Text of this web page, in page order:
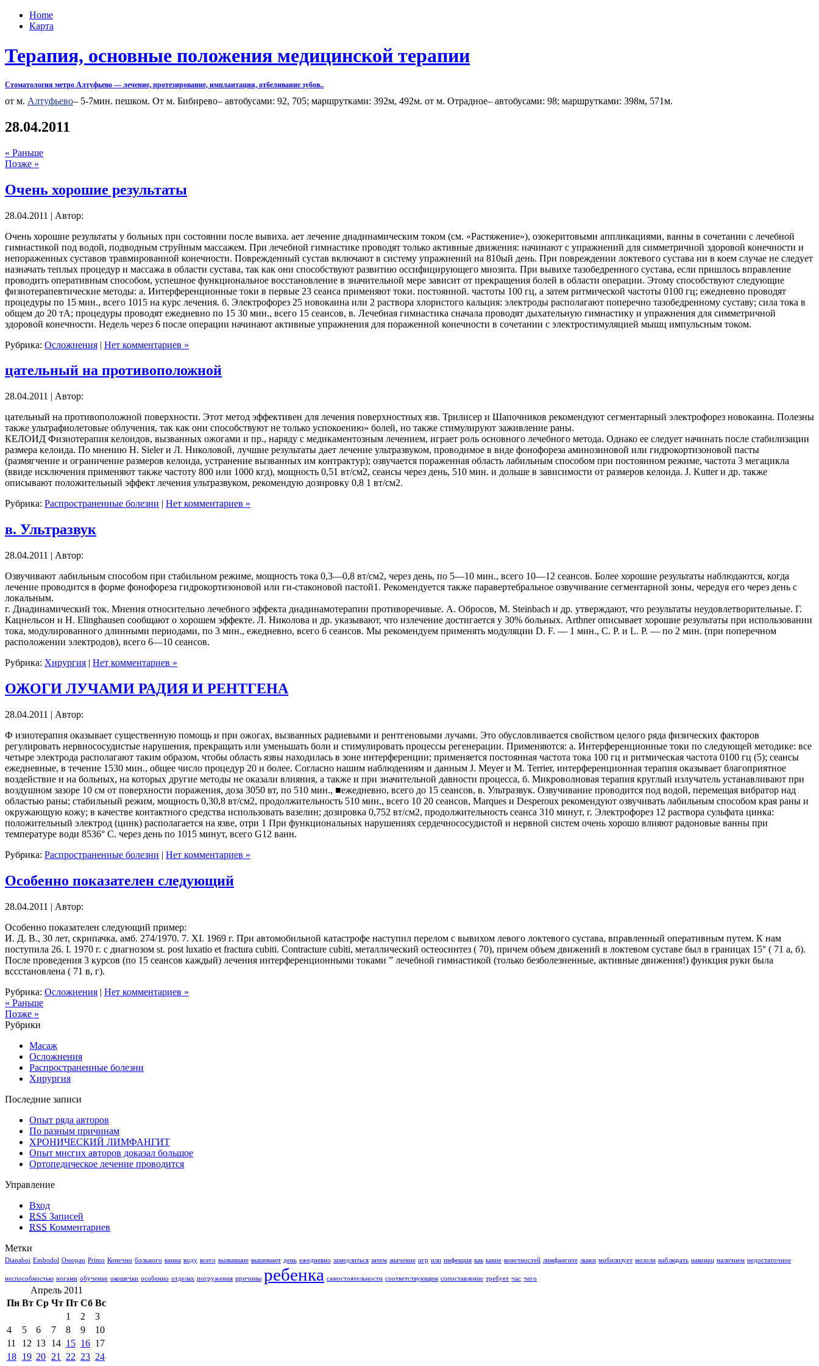
Home
Карта
Терапия, основные положения медицинской терапии
Стоматология метро Алтуфьево — лечение, протезирование, имплантация, отбеливание зубов..
от м. Алтуфьево– 5-7мин. пешком. От м. Бибирево– автобусами: 92, 705; маршрутками: 392м, 492м. от м. Отрадное– автобусами: 98; маршрутками: 398м, 571м.
28.04.2011
« Раньше
Позже »
Очень хорошие результаты
28.04.2011 | Автор:
Очень хорошие результаты у больных при состоянии после вывиха. ает лечение диадинамическим током (см. «Растяжение»), озокеритовыми аппликациями, ванны в сочетании с лечебной
гимнастикой под водой, подводным струйным массажем. При лечебной гимнастике проводят только активные движения: начинают с упражнений для симметричной здоровой конечности и
непораженных суставов травмированной конечности. Поврежденный сустав включают в систему упражнений на 810ый день. При повреждении локтевого сустава ни в коем случае не следует
назначать теплых процедур и массажа в области сустава, так как они способствуют развитию оссифицирующего миозита. При вывихе тазобедренного сустава, если пришлось вправление
проводить оперативным способом, успешное функциональное восстановление в значительной мере зависит от прекращения болей в области операции. Этому способствуют следующие
физиотерапевтические методы: а. Интерференционные токи в первые 23 сеанса применяют токи. постоянной. частоты 100 гц, а затем ритмической частоты 0100 гц; ежедневно проводят
процедуры по 15 мин., всего 1015 на курс лечения. б. Электрофорез 25 новокаина или 2 раствора хлористого кальция: электроды располагают поперечно тазобедренному суставу; сила тока в
общем до 20 тА; процедуры проводят ежедневно по 15 30 мин., всего 15 сеансов, в. Лечебная гимнастика сначала проводят дыхательную гимнастику и упражнения для симметричной
здоровой конечности. Недель через 6 после операции начинают активные упражнения для пораженной конечности в сочетании с электростимуляцией мышц импульсным током.
Рубрика: Осложнения | Нет комментариев »
цательный на противоположной
28.04.2011 | Автор:
цательный на противоположной поверхности. Этот метод эффективен для лечения поверхностных язв. Трилисер и Шапочников рекомендуют сегментарный электрофорез новокаина. Полезны
также ультрафиолетовые облучения, так как они способствуют не только успокоению» болей, но также стимулируют заживление раны.
КЕЛОИД Физиотерапия келоидов, вызванных ожогами и пр., наряду с медикаментозным лечением, играет роль основного лечебного метода. Однако ее следует начинать после стабилизации
размера келоида. По мнению Н. Sieler и Л. Николовой, лучшие результаты дает лечение ультразвуком, проводимое в виде фонофореза аминозиновой или гидрокортизоновой пасты
(размягчение и ограничение размеров келоида, устранение вызванных им контрактур); озвучается пораженная область лабильным способом при постоянном режиме, частота 3 мегацикла
(ввиде исключения применяют также частоту 800 или 1000 кгд), мощность 0,51 вт/см2, сеансы через день, 510 мин. и дольше в зависимости от размеров келоида. J. Kutter и др. также
описывают положительный эффект лечения ультразвуком, рекомендую дозировку 0,8 1 вт/см2.
Рубрика: Распространенные болезни | Нет комментариев »
в. Ультразвук
28.04.2011 | Автор:
Озвучивают лабильным способом при стабильном режиме, мощность тока 0,3—0,8 вт/см2, через день, по 5—10 мин., всего 10—12 сеансов. Более хорошие результаты наблюдаются, когда
лечение проводится в форме фонофореза гидрокортизоновой или ги-стаконовой пастой1. Рекомендуется также паравертебральное озвучивание сегментарной зоны, чередуя его через день с
локальным.
г. Диадинамический ток. Мнения относительно лечебного эффекта диадинамотерапии противоречивые. А. Обросов, М. Steinbach и др. утверждают, что результаты неудовлетворительные. Г.
Кацнельсон и Н. Elinghausen сообщают о хорошем эффекте. Л. Николова и др. указывают, что излечение достигается у 30% больных. Arthner описывает хорошие результаты при использовании
тока, модулированного длинными периодами, по 3 мин., ежедневно, всего 6 сеансов. Мы рекомендуем применять модуляции D. F. — 1 мин., С. Р. и L. P. — по 2 мин. (при поперечном
расположении электродов), всего 6—10 сеансов.
Рубрика: Хирургия | Нет комментариев »
ОЖОГИ ЛУЧАМИ РАДИЯ И РЕНТГЕНА
28.04.2011 | Автор:
Ф изиотерапия оказывает существенную помощь и при ожогах, вызванных радиевыми и рентгеновыми лучами. Это обусловливается свойством целого ряда физических факторов
регулировать нервнососудистые нарушения, прекращать или уменьшать боли и стимулировать процессы регенерации. Применяются: а. Интерференционные токи по следующей методике: все
четыре электрода располагают таким образом, чтобы область язвы находилась в зоне интерференции; применяется постоянная частота тока 100 гц и ритмическая частота 0100 гц (5); сеансы
ежедневные, в течение 1530 мин., общее число процедур 20 и более. Согласно нашим наблюдениям и данным J. Meyer и М. Terrier, интерференционная терапия оказывает благоприятное
воздействие и на больных, на которых другие методы не оказали влияния, а также и при значительной давности процесса, б. Микроволновая терапия круглый излучатель устанавливают при
воздушном зазоре 10 см от поверхности поражения, доза 3050 вт, по 510 мин., ■ежедневно, всего до 15 сеансов, в. Ультразвук. Озвучивание проводится под водой, перемещая вибратор над
областью раны; стабильный режим, мощность 0,30,8 вт/см2, продолжительность 510 мин., всего 10 20 сеансов, Marques и Desperoux рекомендуют озвучивать лабильным способом края раны и
окружающую кожу; в качестве контактного средства использовать вазелин; дозировка 0,752 вт/см2, продолжительность сеанса 310 минут, г. Электрофорез 12 раствора сульфата цинка:
положительный электрод (цинк) располагается на язве, отри 1 При функциональных нарушениях сердечнососудистой и нервной систем очень хорошо влияют радоновые ванны при
температуре води 8536° С. через день по 1015 минут, всего G12 ванн.
Рубрика: Распространенные болезни | Нет комментариев »
Особенно показателен следующий
28.04.2011 | Автор:
Особенно показателен следующий пример:
И. Д. В., 30 лет, скрипачка, амб. 274/1970. 7. XI. 1969 г. При автомобильной катастрофе наступил перелом с вывихом левого локтевого сустава, вправленный оперативным путем. К нам
поступила 26. I. 1970 г. с диагнозом st. post luxatio et fractura cubiti. Contracture cubiti, металлический остеосинтез ( 70), причем объем движений в локтевом суставе был в границах 15° ( 71 а, б).
После проведения 3 курсов (по 15 сеансов каждый) лечения интерференционными токами ” лечебной гимнастикой (только безболезненные, активные движения!) функция руки была
вссстановлена ( 71 в, г).
Рубрика: Осложнения | Нет комментариев »
« Раньше
Позже »
Рубрики
Масаж
Осложнения
Распространенные болезни
Хирургия
Последние записи
Опыт ряда авторов
По разным причинам
ХРОНИЧЕСКИЙ ЛИМФАНГИТ
Опыт мнсгих авторов доказал большое
Ортопедическое лечение проводится
Управление
Вход
RSS Записей
RSS Комментариев
Метки
Dianaboi Embodol Ossopan Primo Конечно больного ванна воду всего вызвавшие вышивают день ежедневно замедлиться затем значение игр или инфекция как какие конечностей лимфангите лыжи мобилизует мозоли наблюдать наконец наличием недостаточное
неспособностью ногами обучение окошечки особенно отделах погружения причины ребенка самостоятельности соответствующим сопоставление требует час чего
Апрель 2011
Пн Вт Ср Чт Пт Сб Вс
1
2
3
4
5 6 7 8 9
10
11
12 13 14 15 16 17
18 19 20 21 22 23 24